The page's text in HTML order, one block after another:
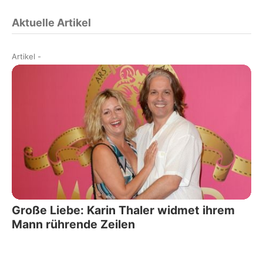
Aktuelle Artikel
Artikel -
Große Liebe: Karin Thaler widmet ihrem
Mann rührende Zeilen